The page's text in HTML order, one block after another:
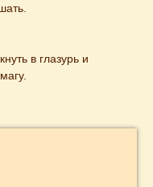
в глазурь и